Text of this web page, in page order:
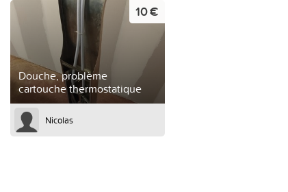
Douche, problème
cartouche thermostatique
10 €
Nicolas